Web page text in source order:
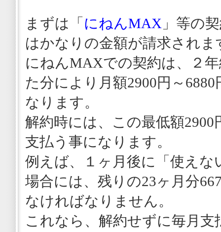
まずは「 にねんMAX 」等の
はかなりの金額が請求されま
にねんMAXでの契約は、２
た分により月額2900円～
なります。
解約時には、この最低額
支払う事になります。
例えば、１ヶ月後に「使え
場合には、残りの23ヶ月分
なければなりません。
これなら、解約せずに毎月